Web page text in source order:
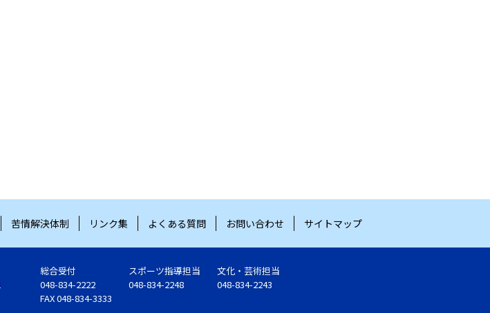
苦情解決体制 リンク集 よくある質問 お問い合わせ サイトマップ
総合受付
048-834-2222
FAX 048-834-3333
スポーツ指導担当
048-834-2248
文化・芸術担当
048-834-2243